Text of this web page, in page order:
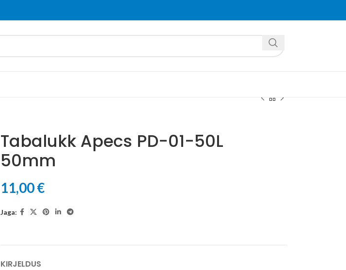
Tabalukk Apecs PD-01-50L
50mm
11,00€
Jaga:
KIRJELDUS